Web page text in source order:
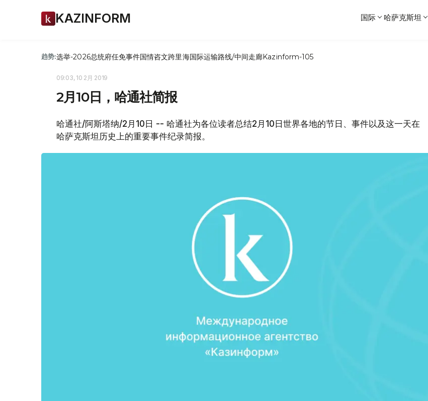
KAZINFORM 国际 哈萨克斯坦
趋势:选举-2026总统府任免事件国情咨文跨里海国际运输路线/中间走廊Kazinform-105
09:03, 10 2月 2019
2月10日，哈通社简报
哈通社/阿斯塔纳/2月10日 -- 哈通社为各位读者总结2月10日世界各地的节日、事件以及这一天在
哈萨克斯坦历史上的重要事件纪录简报。